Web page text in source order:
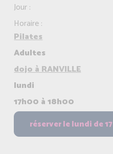
Jour :
Horaire :
Pilates
Adultes
dojo à RANVILLE
lundi
17h00 à 18h00